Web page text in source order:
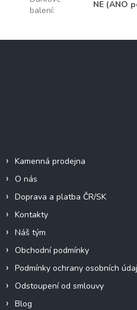
balení:
NE (ANO
Z
Kamenná prodejna
O nás
Doprava a platba ČR/SK
Kontakty
Náš tým
Obchodní podmínky
Podmínky ochrany osobních
Odstoupení od smlouvy
Blog